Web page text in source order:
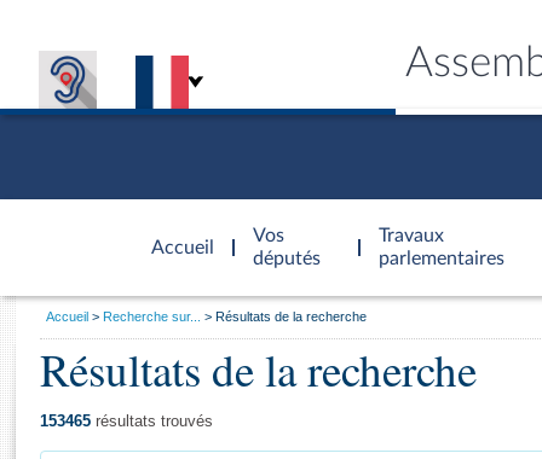
Accueil
d'accueil
Vos
députés
Travaux
parlementaires
Général
Vous
Accueil Recherche sur... Résultats de la recherche
Résultats de la recherche
153465 résultats trouvés